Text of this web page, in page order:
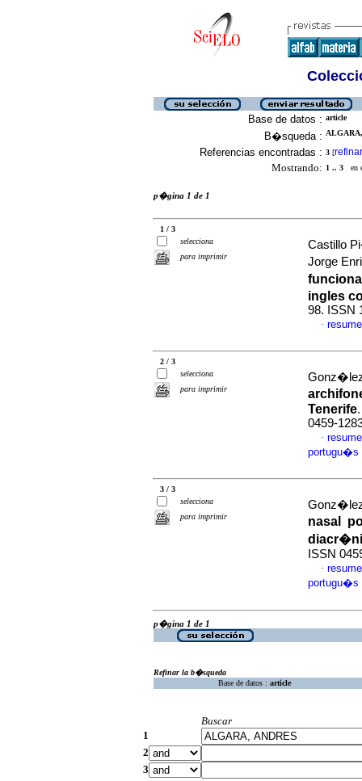
Base de datos : article
B�squeda :
Referencias encontradas : 3 [refinar
Mostrando: 1 .. 3 en
p�gina 1 de 1
1 / 3
selecciona
para imprimir
Castillo
Jorge
ingles
98. ISSN
·
2 / 3
selecciona
para imprimir
Tenerife
0459-
·
portugu�s
3 / 3
selecciona
para imprimir
nasal
ISSN
·
portugu�s
p�gina 1 de 1
Refinar la b�squeda
Base de datos : article
Buscar
1
2
3